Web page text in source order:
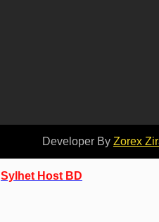
Developer By Zorex
Sylhet Host BD